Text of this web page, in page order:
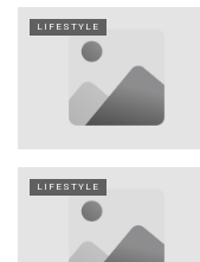
LIFESTYLE
LIFESTYLE